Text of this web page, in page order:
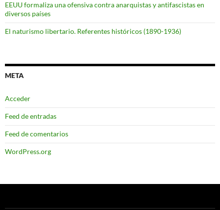
EEUU formaliza una ofensiva contra anarquistas y antifascistas en
diversos países
El naturismo libertario. Referentes históricos (1890-1936)
META
Acceder
Feed de entradas
Feed de comentarios
WordPress.org